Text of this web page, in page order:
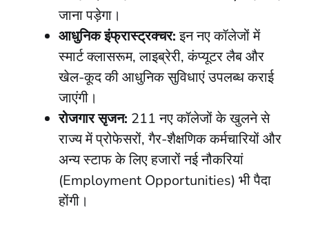
जाना पड़ेगा।
आधुनिक इंफ्रास्ट्रक्चर:इन नए कॉलेजों में
स्मार्ट क्लासरूम, लाइब्रेरी, कंप्यूटर लैब और
खेल-कूद की आधुनिक सुविधाएं उपलब्ध कराई
जाएंगी।
रोजगार सृजन: 211 नए कॉलेजों के खुलने से
राज्य में प्रोफेसरों, गैर-शैक्षणिक कर्मचारियों और
अन्य स्टाफ के लिए हजारों नई नौकरियां
(Employment Opportunities) भी पैदा
होंगी।